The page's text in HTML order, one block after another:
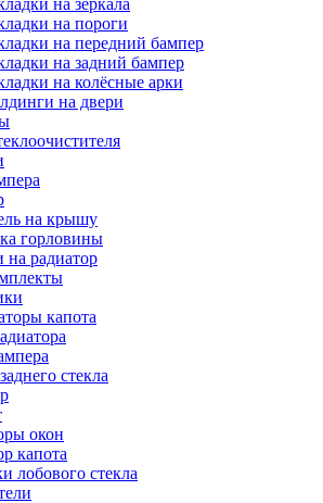
на зеркала
на пороги
на передний бампер
на задний бампер
на колёсные арки
на двери
на крышу
горловины
на радиатор
капота
стекла
окон
капота
лобового стекла